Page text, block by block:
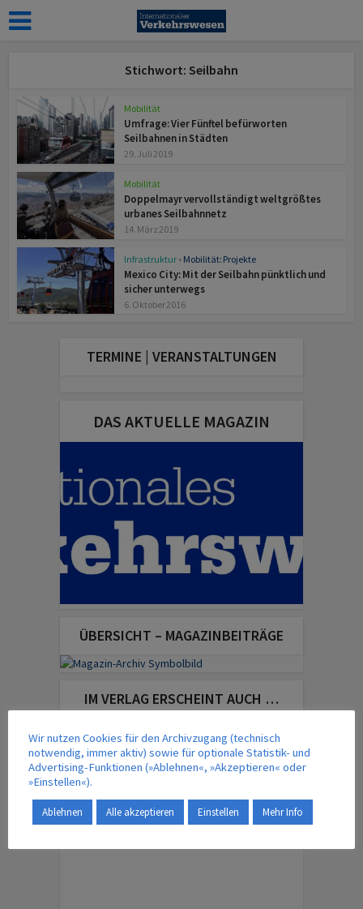
Stichwort: Seilbahn
Mobilität
Umfrage: Vier Fünftel befürworten
Seilbahnen in Städten
29. Juli 2019
Mobilität
Doppelmayr vervollständigt weltgrößtes
urbanes Seilbahnnetz
14. März 2019
Infrastruktur • Mobilität: Projekte
Mexico City: Mit der Seilbahn pünktlich und
sicher unterwegs
6. Oktober 2016
TERMINE | VERANSTALTUNGEN
DAS AKTUELLE MAGAZIN
ÜBERSICHT – MAGAZINBEITRÄGE
IM VERLAG ERSCHEINT AUCH …
ENGLISH EDITION
Wir nutzen Cookies für den Archivzugang (technisch
notwendig, immer aktiv) sowie für optionale Statistik- und
Advertising-Funktionen (»Ablehnen«, »Akzeptieren« oder
»Einstellen«).
Ablehnen Alle akzeptieren Einstellen Mehr Info